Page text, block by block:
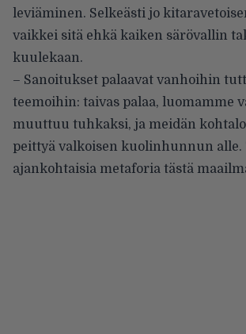
leviäminen. Selkeästi jo
vaikkei sitä ehkä kaiken särövallin
kuulekaan.
– Sanoitukset palaavat vanhoihin
teemoihin: taivas palaa, luomamme
muuttuu tuhkaksi, ja meidän
peittyä valkoisen kuolinhunnun
ajankohtaisia metaforia tästä